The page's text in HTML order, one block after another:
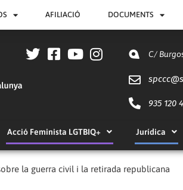
AFILIACIÓ DOCUMENTS
C/
spccc@
935 120
Acció Feminista LGTBIQ+ Jurídica
la guerra civil i la retirada republicana